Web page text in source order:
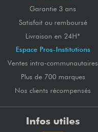
Garantie 3 ans
Satisfait ou remboursé
Livraison en 24H*
Espace Pros-Institutions
Ventes intra-communautaires
Plus de 700 marques
Nos clients récompensés
Infos utiles